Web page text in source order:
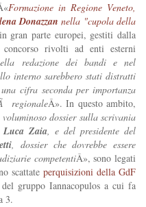
Formazione in Regione Veneto,
Donazzan nella "cupola della
gran parte europei, gestiti dalla
concorso rivolti ad enti esterni
redazione dei bandi e nel
interno sarebbero stati distratti
cifra seconda per importanza
regionaleÂ». In questo ambito,
voluminoso dossier sulla scrivania
Luca Zaia, e del presidente del
, dossier che dovrebbe essere
competentiÂ», sono legati
scattateperquisizioni della GdF
gruppo Iannacopulos a cui fa
3.